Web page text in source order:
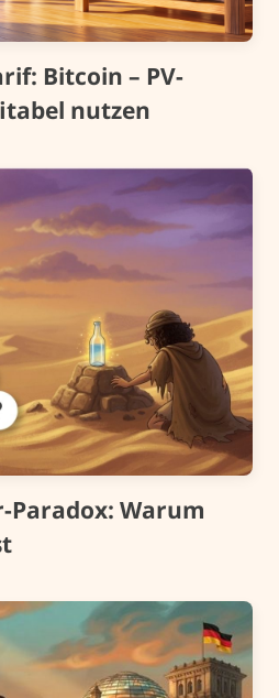
Bitcoin – PV-
nutzen
Paradox: Warum